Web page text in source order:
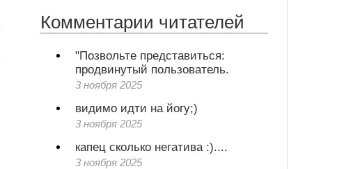
Комментарии читателей
"Позвольте представиться:
продвинутый пользователь.
3 ноября 2025
видимо идти на йогу;)
3 ноября 2025
капец сколько негатива :)....
3 ноября 2025